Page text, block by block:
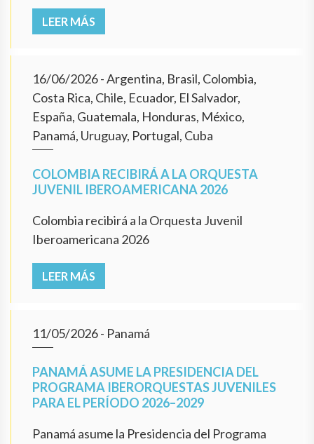
LEER MÁS
16/06/2026- Argentina, Brasil, Colombia,
Costa Rica, Chile, Ecuador, El Salvador,
España, Guatemala, Honduras, México,
Panamá, Uruguay, Portugal, Cuba
COLOMBIA RECIBIRÁ A LA ORQUESTA
JUVENIL IBEROAMERICANA 2026
Colombia recibirá a la Orquesta Juvenil
Iberoamericana 2026
LEER MÁS
11/05/2026- Panamá
PANAMÁ ASUME LA PRESIDENCIA DEL
PROGRAMA IBERORQUESTAS JUVENILES
PARA EL PERÍODO 2026–2029
Panamá asume la Presidencia del Programa